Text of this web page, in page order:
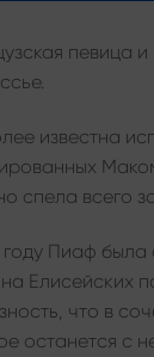
певица и
известна
спела всего
году Пиаф
Елисейских
что в
останется с